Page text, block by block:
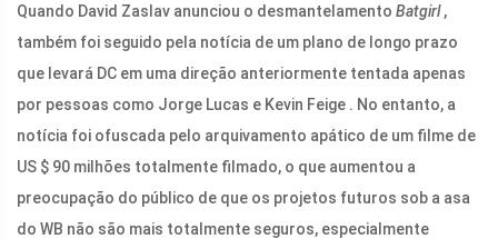
Quando David Zaslav anunciou o desmantelamento Batgirl,
também foi seguido pela notícia de um plano de longo prazo
que levará DC em uma direção anteriormente tentada apenas
por pessoas como Jorge Lucas e Kevin Feige . No entanto, a
notícia foi ofuscada pelo arquivamento apático de um filme de
US $ 90 milhões totalmente filmado, o que aumentou a
preocupação do público de que os projetos futuros sob a asa
do WB não são mais totalmente seguros, especialmente